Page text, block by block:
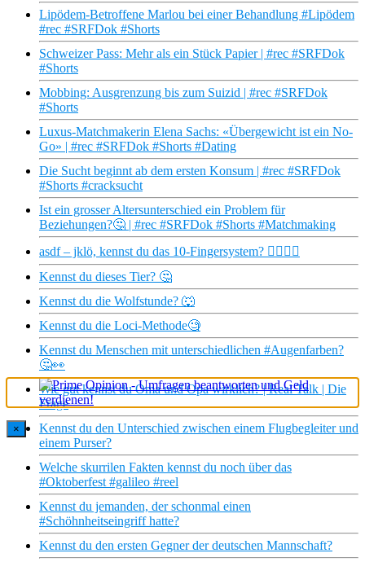
Lipödem-Betroffene Marlou bei einer Behandlung #Lipödem
#rec #SRFDok #Shorts
Schweizer Pass: Mehr als ein Stück Papier | #rec #SRFDok
#Shorts
Mobbing: Ausgrenzung bis zum Suizid | #rec #SRFDok
#Shorts
Luxus-Matchmakerin Elena Sachs: «Übergewicht ist ein No-
Go» | #rec #SRFDok #Shorts #Dating
Die Sucht beginnt ab dem ersten Konsum | #rec #SRFDok
#Shorts #cracksucht
Ist ein grosser Altersunterschied ein Problem für
Beziehungen?🤔 | #rec #SRFDok #Shorts #Matchmaking
asdf – jklö, kennst du das 10-Fingersystem? ✋🏻🤚🏻
Kennst du dieses Tier? 🤔
Kennst du die Wolfstunde? 🐺
Kennst du die Loci-Methode🧐
Kennst du Menschen mit unterschiedlichen #Augenfarben?
🤔👀
Wie gut kennst du Oma und Opa wirklich? | Real Talk | Die
Frage
Kennst du den Unterschied zwischen einem Flugbegleiter und
einem Purser?
Welche skurrilen Fakten kennst du noch über das
#Oktoberfest #galileo #reel
Kennst du jemanden, der schonmal einen
#Schöhnheitseingriff hatte?
Kennst du den ersten Gegner der deutschen Mannschaft?
×